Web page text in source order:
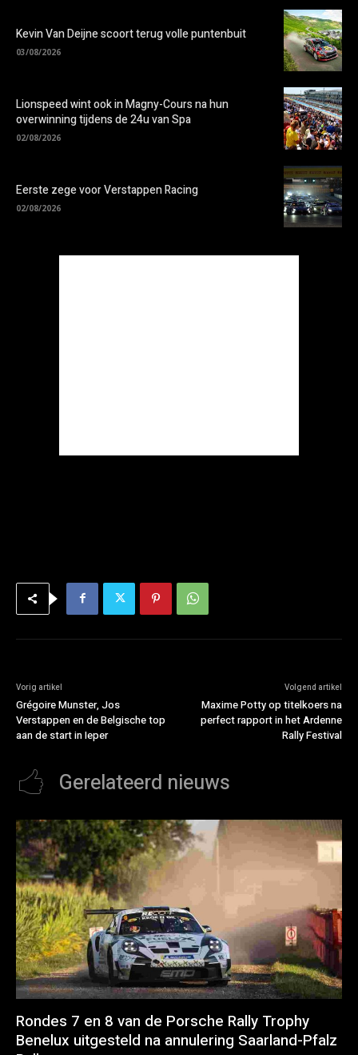
Kevin Van Deijne scoort terug volle puntenbuit
03/08/2026
Lionspeed wint ook in Magny-Cours na hun
overwinning tijdens de 24u van Spa
02/08/2026
Eerste zege voor Verstappen Racing
02/08/2026
Vorig artikel
Grégoire Munster, Jos
Verstappen en de Belgische top
aan de start in Ieper
Volgend artikel
Maxime Potty op titelkoers na
perfect rapport in het Ardenne
Rally Festival
Gerelateerd nieuws
Rondes 7 en 8 van de Porsche Rally Trophy
Benelux uitgesteld na annulering Saarland-Pfalz